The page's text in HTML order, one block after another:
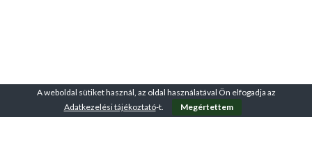
A weboldal sütiket használ, az oldal használatával Ön elfogadja az
Adatkezelési tájékoztató-t. Megértettem